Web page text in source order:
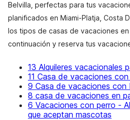
Belvilla, perfectas para tus
planificados en Miami-Platja, Costa
los tipos de casas de vacaciones en
continuación y reserva tus
13 Alquileres vacacionales
11 Casa de vacaciones
9 Casa de vacaciones con
8 casa de vacaciones en
6 Vacaciones con perro -
que aceptan mascotas